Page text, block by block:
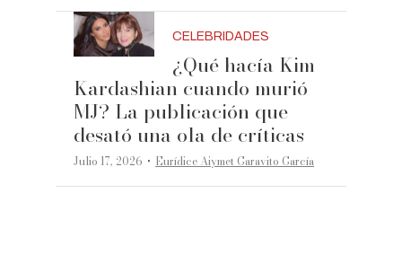
CELEBRIDADES
¿Qué hacía Kim
Kardashian cuando murió
MJ? La publicación que
desató una ola de críticas
Julio 17, 2026 ·Eurídice Aiymet Garavito García